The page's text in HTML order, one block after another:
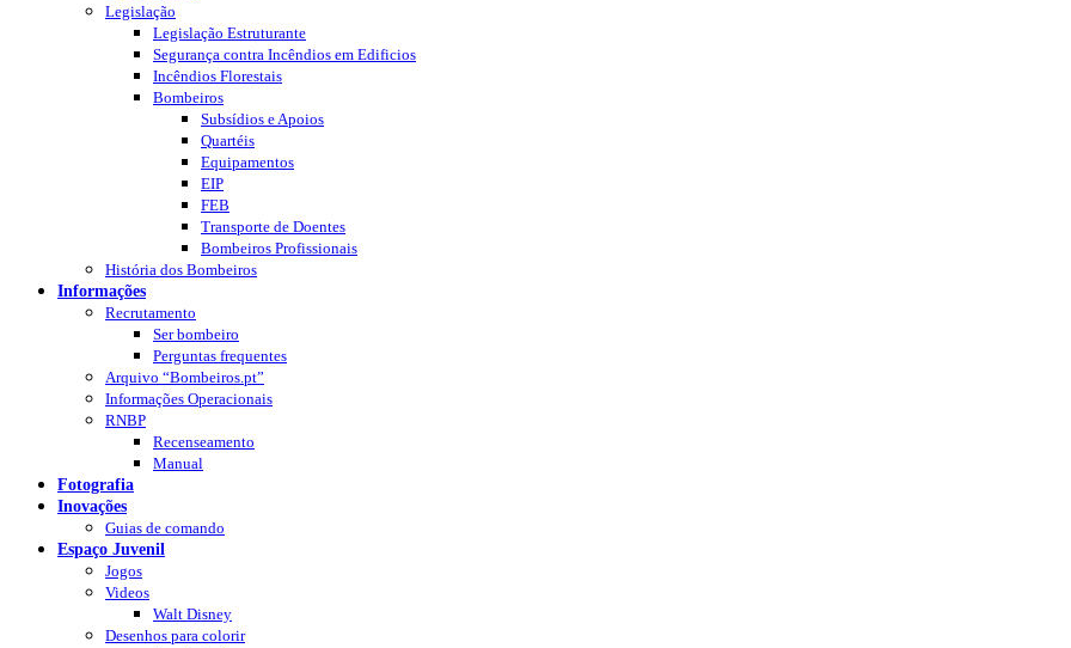
Legislação
Legislação Estruturante
Segurança contra Incêndios em Edificios
Incêndios Florestais
Bombeiros
Subsídios e Apoios
Quartéis
Equipamentos
EIP
FEB
Transporte de Doentes
Bombeiros Profissionais
História dos Bombeiros
Informações
Recrutamento
Ser bombeiro
Perguntas frequentes
Arquivo “Bombeiros.pt”
Informações Operacionais
RNBP
Recenseamento
Manual
Fotografia
Inovações
Guias de comando
Espaço Juvenil
Jogos
Videos
Walt Disney
Desenhos para colorir